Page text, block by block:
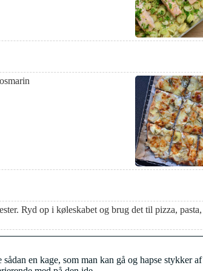
Ryd op i køleskabet og brug det til pizza,
en kage, som man kan gå og hapse stykker